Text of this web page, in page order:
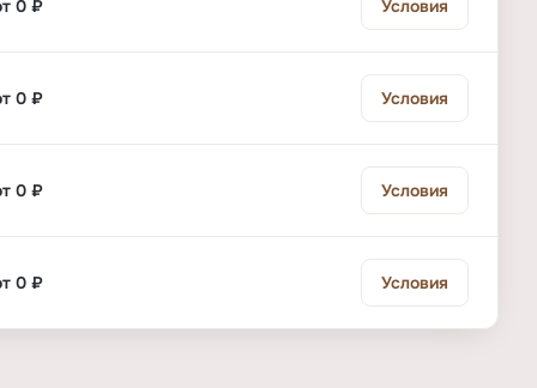
0 ₽ Условия
0 ₽ Условия
0 ₽ Условия
0 ₽ Условия